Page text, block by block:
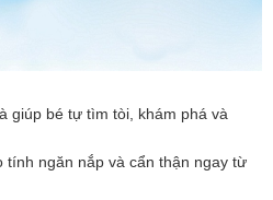
giúp bé tự tìm tòi, khám phá và
tính ngăn nắp và cẩn thận ngay từ